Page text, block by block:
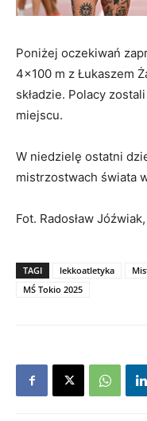
Poniżej oczekiwań
4×100 m z Łukaszem
składzie. Polacy
miejscu.
W niedzielę ostatni
mistrzostwach świata
Fot. Radosław
TAGI lekkoatletyka
MŚ Tokio 2025